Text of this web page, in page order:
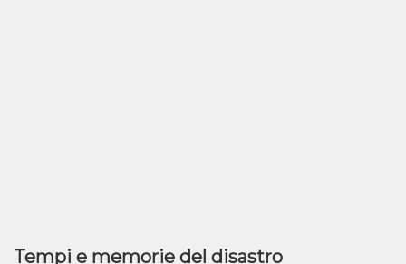
Tempi e memorie del disastro